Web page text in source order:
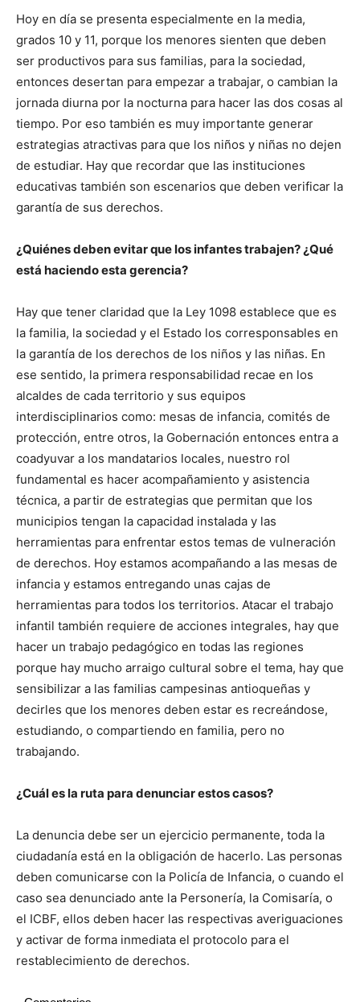
Hoy en día se presenta especialmente en la media,
grados 10 y 11, porque los menores sienten que deben
ser productivos para sus familias, para la sociedad,
entonces desertan para empezar a trabajar, o cambian la
jornada diurna por la nocturna para hacer las dos cosas al
tiempo. Por eso también es muy importante generar
estrategias atractivas para que los niños y niñas no dejen
de estudiar. Hay que recordar que las instituciones
educativas también son escenarios que deben verificar la
garantía de sus derechos.
¿Quiénes deben evitar que los infantes trabajen? ¿Qué
está haciendo esta gerencia?
Hay que tener claridad que la Ley 1098 establece que es
la familia, la sociedad y el Estado los corresponsables en
la garantía de los derechos de los niños y las niñas. En
ese sentido, la primera responsabilidad recae en los
alcaldes de cada territorio y sus equipos
interdisciplinarios como: mesas de infancia, comités de
protección, entre otros, la Gobernación entonces entra a
coadyuvar a los mandatarios locales, nuestro rol
fundamental es hacer acompañamiento y asistencia
técnica, a partir de estrategias que permitan que los
municipios tengan la capacidad instalada y las
herramientas para enfrentar estos temas de vulneración
de derechos. Hoy estamos acompañando a las mesas de
infancia y estamos entregando unas cajas de
herramientas para todos los territorios. Atacar el trabajo
infantil también requiere de acciones integrales, hay que
hacer un trabajo pedagógico en todas las regiones
porque hay mucho arraigo cultural sobre el tema, hay que
sensibilizar a las familias campesinas antioqueñas y
decirles que los menores deben estar es recreándose,
estudiando, o compartiendo en familia, pero no
trabajando.
¿Cuál es la ruta para denunciar estos casos?
La denuncia debe ser un ejercicio permanente, toda la
ciudadanía está en la obligación de hacerlo. Las personas
deben comunicarse con la Policía de Infancia, o cuando el
caso sea denunciado ante la Personería, la Comisaría, o
el ICBF, ellos deben hacer las respectivas averiguaciones
y activar de forma inmediata el protocolo para el
restablecimiento de derechos.